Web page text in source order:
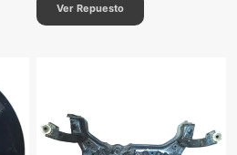
Ver Repuesto